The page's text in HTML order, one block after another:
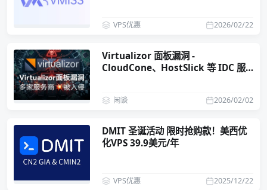
2026/02/22
VPS优惠
Virtualizor 面板漏洞 -
CloudCone、HostSlick 等 IDC 服
2026/02/02
闲谈
DMIT 圣诞活动 限时抢购款！美西优
化VPS 39.9美元/年
2025/12/22
VPS优惠